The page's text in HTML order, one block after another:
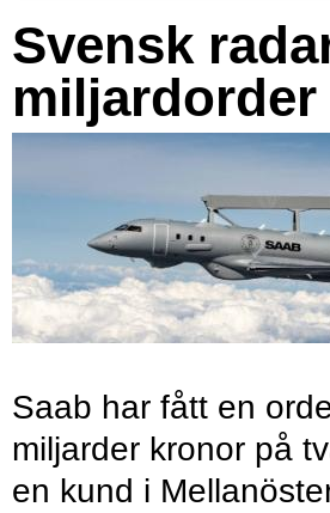
Svensk
miljardorder
Saab har fått en
miljarder kronor på
en kund i